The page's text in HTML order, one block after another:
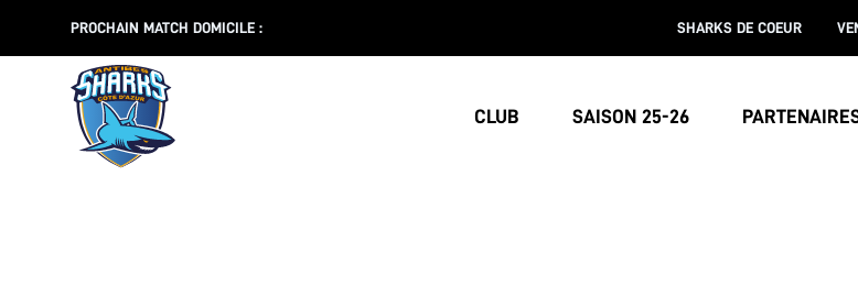
PROCHAIN MATCH DOMICILE : SHARKS DE COEUR
CLUB SAISON 25-26